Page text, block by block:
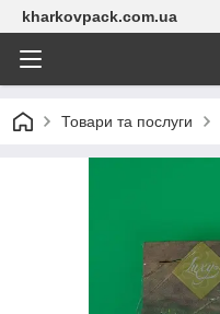
kharkovpack.com.ua
Товари та послуги